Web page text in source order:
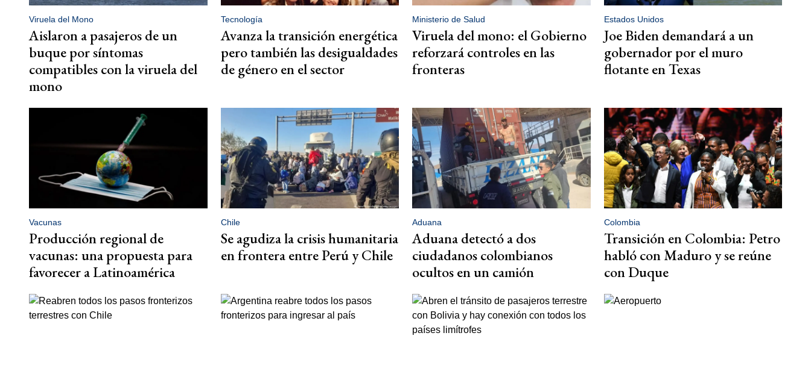
Viruela del Mono
Aislaron a pasajeros de un
buque por síntomas
compatibles con la viruela del
mono
Tecnología
Avanza la transición energética
pero también las desigualdades
de género en el sector
Ministerio de Salud
Viruela del mono: el Gobierno
reforzará controles en las
fronteras
Estados Unidos
Joe Biden demandará a un
gobernador por el muro
flotante en Texas
Vacunas
Producción regional de
vacunas: una propuesta para
favorecer a Latinoamérica
Chile
Se agudiza la crisis humanitaria
en frontera entre Perú y Chile
Aduana
Aduana detectó a dos
ciudadanos colombianos
ocultos en un camión
Colombia
Transición en Colombia: Petro
habló con Maduro y se reúne
con Duque